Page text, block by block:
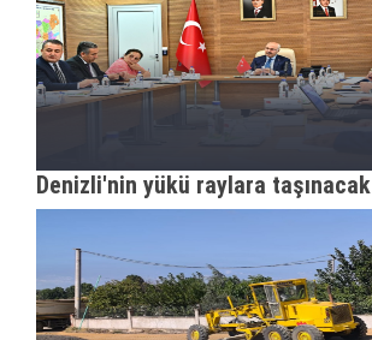
Denizli'nin yükü raylara taşınacak